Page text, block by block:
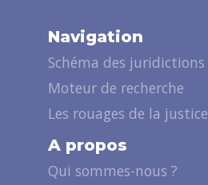
Navigation
Schéma des juridictions
Moteur de recherche
Les rouages de la justice
A propos
Qui sommes-nous ?